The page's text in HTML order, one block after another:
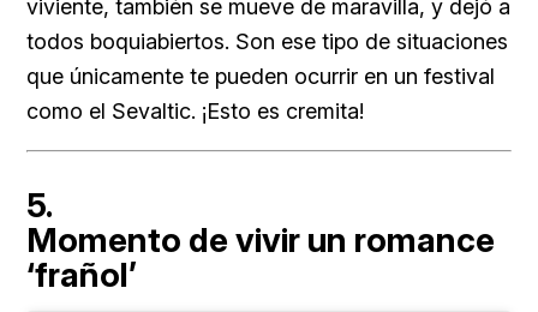
viviente, también se mueve de maravilla, y dejó a
todos boquiabiertos. Son ese tipo de situaciones
que únicamente te pueden ocurrir en un festival
como el Sevaltic. ¡Esto es cremita!
5.
Momento de vivir un romance
‘frañol’